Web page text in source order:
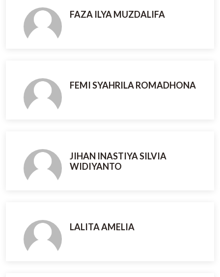
FAZA ILYA MUZDALIFA
FEMI SYAHRILA ROMADHONA
JIHAN INASTIYA SILVIA
WIDIYANTO
LALITA AMELIA